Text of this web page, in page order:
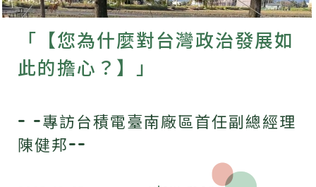
「【您為什麼對台灣政治發展如
此的擔心？】」
- -專訪台積電臺南廠區首任副總經理
陳健邦--